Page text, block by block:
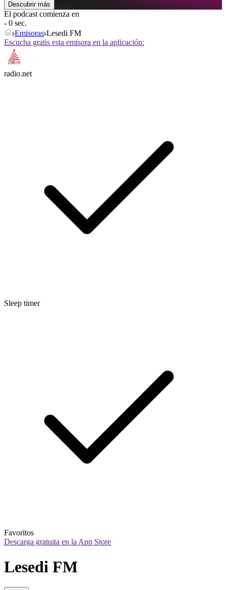
Descubrir más
El podcast comienza en
- 0 sec.
Emisoras Lesedi FM
Escucha gratis esta emisora en la aplicación:
radio.net
Sleep timer
Favoritos
Descarga gratuita en la App Store
Lesedi FM